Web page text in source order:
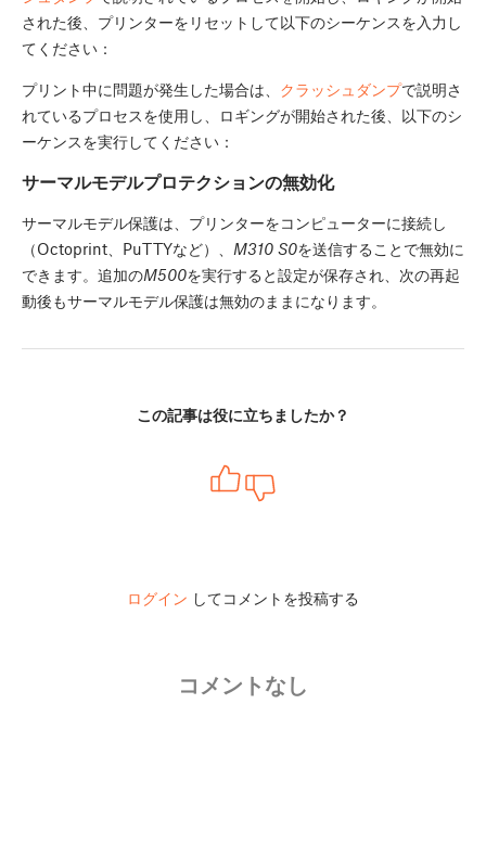
された後、プリンターをリセットして以下のシーケンスを入力し
てください：
プリント中に問題が発生した場合は、 クラッシュダンプで説明さ
れているプロセスを使用し、ロギングが開始された後、以下のシ
ーケンスを実行してください：
サーマルモデルプロテクションの無効化
サーマルモデル保護は、プリンターをコンピューターに接続し
（Octoprint、PuTTYなど）、 M310 S0を送信することで無効に
できます。追加のM500を実行すると設定が保存され、次の再起
動後もサーマルモデル保護は無効のままになります。
この記事は役に立ちましたか？
ログイン してコメントを投稿する
コメントなし